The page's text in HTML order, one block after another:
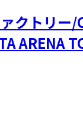
トリー/
ARENA